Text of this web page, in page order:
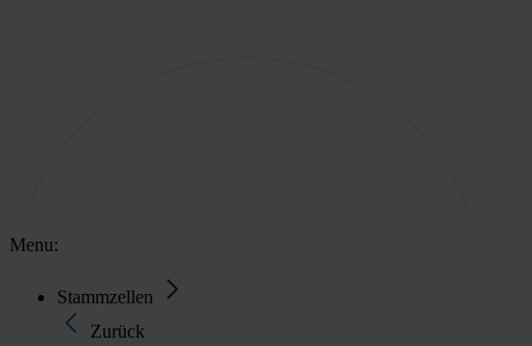
Menu:
Stammzellen
Zurück